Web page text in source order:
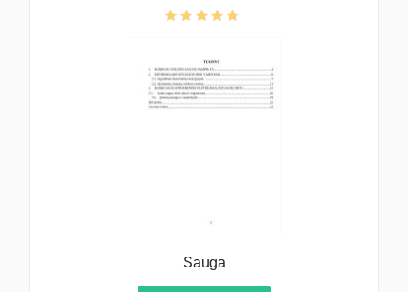
Sauga